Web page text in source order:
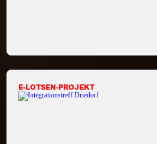
E-LOTSEN-PROJEKT